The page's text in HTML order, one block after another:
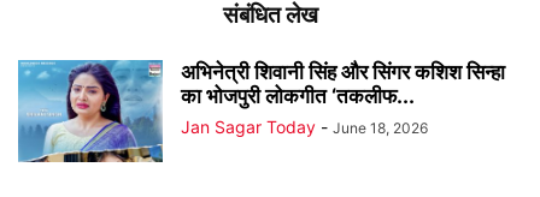
संबंधित लेख
अभिनेत्री शिवानी सिंह और सिंगर कशिश सिन्हा
का भोजपुरी लोकगीत ‘तकलीफ...
Jan Sagar Today - June 18, 2026